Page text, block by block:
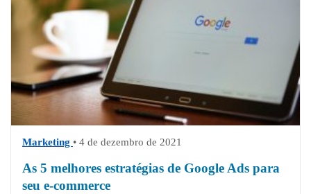
Marketing • 4 de dezembro de 2021
As 5 melhores estratégias de Google Ads para
seu e-commerce